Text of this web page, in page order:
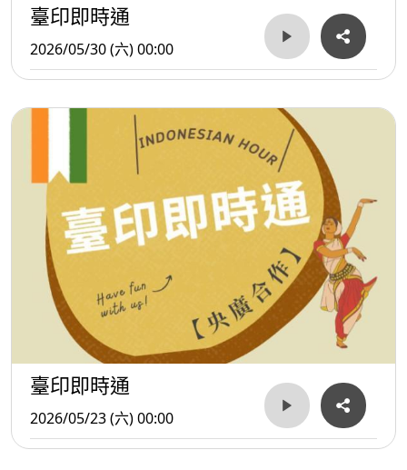
臺印即時通
2026/05/30 (六) 00:00
臺印即時通
2026/05/23 (六) 00:00